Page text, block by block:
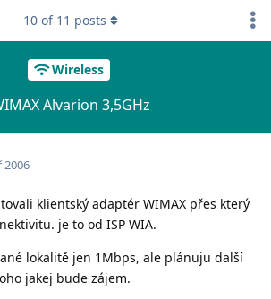
Wireless
Alvarion 3,5GHz
10 of 11 posts
2006
klientský adaptér WIMAX přes který
je to od ISP WIA.
lokalitě jen 1Mbps, ale plánuju další
jakej bude zájem.